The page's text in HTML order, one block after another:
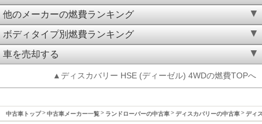
他のメーカーの燃費ランキング
ボディタイプ別燃費ランキング
車を売却する
▲ディスカバリー HSE (ディーゼル) 4WDの燃費TOPへ
中古車トップ 中古車メーカー一覧 ランドローバーの中古車 ディスカバリーの中古車 ディ